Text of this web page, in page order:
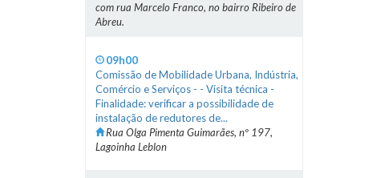
com rua Marcelo Franco, no bairro Ribeiro de
Abreu.
09h00
Comissão de Mobilidade Urbana, Indústria,
Comércio e Serviços - - Visita técnica -
Finalidade: verificar a possibilidade de
instalação de redutores de...
Rua Olga Pimenta Guimarães, nº 197,
Lagoinha Leblon